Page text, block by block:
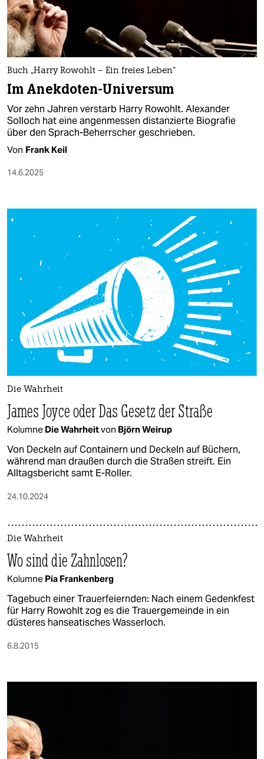
nord
wahrheit
verlag
verlag
veranstaltungen
shop
fragen & hilfe
abo
epaper login
Buch „Harry Rowohlt – Ein freies Leben“
Im Anekdoten-Universum
Vor zehn Jahren verstarb Harry Rowohlt. Alexander
Solloch hat eine angenmessen distanzierte Biografie
über den Sprach-Beherrscher geschrieben.
Von Frank Keil
14.6.2025
Die Wahrheit
James Joyce oder Das Gesetz der Straße
Kolumne Die Wahrheitvon Björn Weirup
Von Deckeln auf Containern und Deckeln auf Büchern,
während man draußen durch die Straßen streift. Ein
Alltagsbericht samt E-Roller.
24.10.2024
Die Wahrheit
Wo sind die Zahnlosen?
Kolumne Pia Frankenberg
Tagebuch einer Trauerfeiernden: Nach einem Gedenkfest
für Harry Rowohlt zog es die Trauergemeinde in ein
düsteres hanseatisches Wasserloch.
6.8.2015